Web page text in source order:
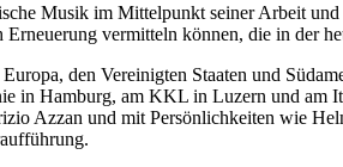
Musik im Mittelpunkt seiner Arbeit
vermitteln können, die in der
den Vereinigten Staaten und
in Hamburg, am KKL in Luzern und am
Azzan und mit Persönlichkeiten wie